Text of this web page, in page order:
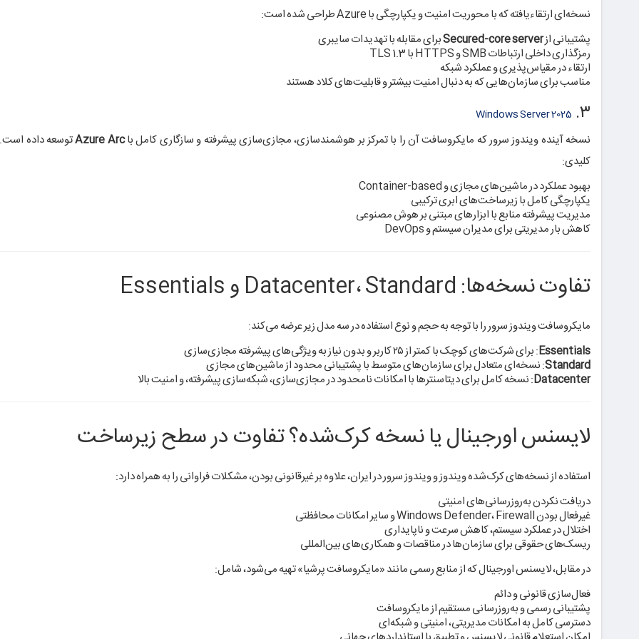
نسخه‌ای ارتقاءیافته که با محوریت امنیت و یکپارچگی با Azure طراحی شده است:
پشتیبانی ازSecured-core serverبرای مقابله با تهدیدات سایبری
رمزگذاری داخلی ارتباطات SMB و HTTPS با TLS 1.3
ارتقاء در مقیاس‌پذیری و عملکرد شبکه
مناسب برای سازمان‌هایی که به دنبال امنیت بیشتر و قابلیت‌های کلاد هستند
۳. Windows Server 2025
نسخه آینده ویندوز سرور که مایکروسافت آن را با تمرکز بر هوشمندسازی، مجازی‌سازی پیشرفته و سازگاری کامل باAzure Arcتوسعه داده
کلیدی:
بهبود عملکرد در ماشین‌های مجازی و Container-based
یکپارچگی کامل با زیرساخت‌های ابری ترکیبی
مدیریت پیشرفته منابع با ابزارهای مبتنی بر هوش مصنوعی
کاهش بار مدیریتی برای مدیران سیستم و DevOps
تفاوت نسخه‌ها: Datacenter، Standard و Essentials
مایکروسافت ویندوز سرور را با توجه به حجم و نوع استفاده در سه مدل زیر عرضه می‌کند:
Essentials: برای شرکت‌های کوچک با کمتر از ۲۵ کاربر و بدون نیاز به ویژگی‌های پیشرفته مجازی‌سازی
Standard: نسخه‌ای متعادل برای سازمان‌های متوسط با پشتیبانی محدود از ماشین‌های مجازی
Datacenter: نسخه کامل برای دیتاسنترها با امکانات نامحدود در مجازی‌سازی، شبکه‌سازی پیشرفته، و امنیت بالا
لایسنس اورجینال یا نسخه کرک‌شده؟ تفاوت در سطح زیرساخت
استفاده از نسخه‌های کرک‌شده ویندوز و ویندوز سرور در ایران، علاوه بر غیرقانونی بودن، مشکلات فراوانی را به همراه دارد:
دریافت نکردن به‌روزرسانی‌های امنیتی
غیرفعال بودن Windows Defender، Firewall و سایر امکانات محافظتی
اختلال در عملکرد سیستم، کاهش سرعت و ناپایداری
ریسک‌های حقوقی برای سازمان‌ها در مناقصات و همکاری‌های بین‌المللی
در مقابل، لایسنس اورجینال که از منابع رسمی مانند «مایکروسافت پرشیا» تهیه می‌شود، شامل:
فعال‌سازی قانونی و دائم
پشتیبانی رسمی و به‌روزرسانی مستقیم از مایکروسافت
دسترسی کامل به امکانات مدیریتی، امنیتی و شبکه‌ای